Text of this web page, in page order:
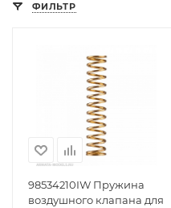
ФИЛЬТР
98534210IW Пружина
воздушного клапана для